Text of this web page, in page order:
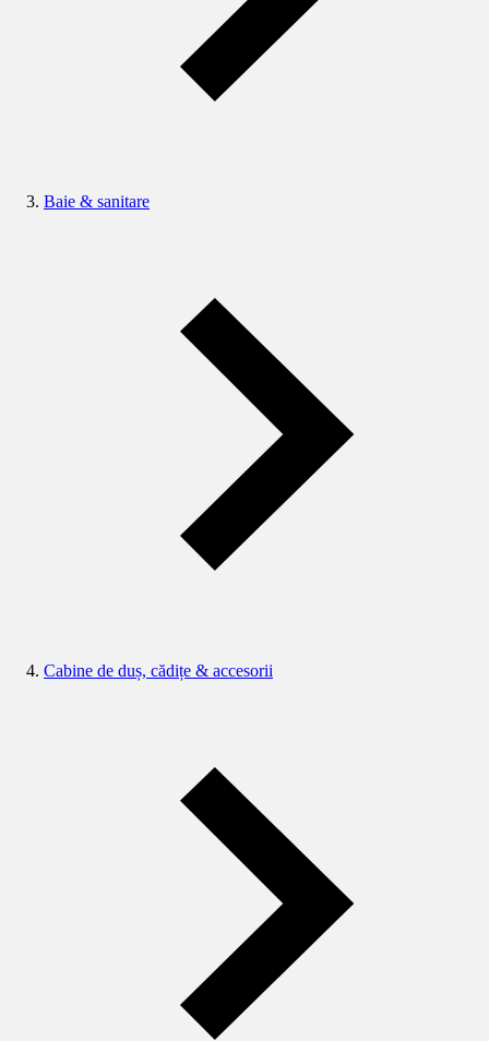
Baie & sanitare
Cabine de duș, cădițe & accesorii